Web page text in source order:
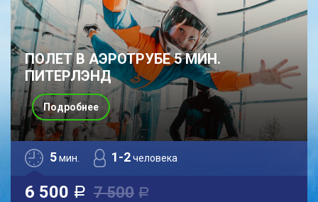
ПОЛЕТ В АЭРОТРУБЕ 5 МИН.
ПИТЕРЛЭНД
5мин. 1-2человека
6 500 a 7 500 a
Подробнее